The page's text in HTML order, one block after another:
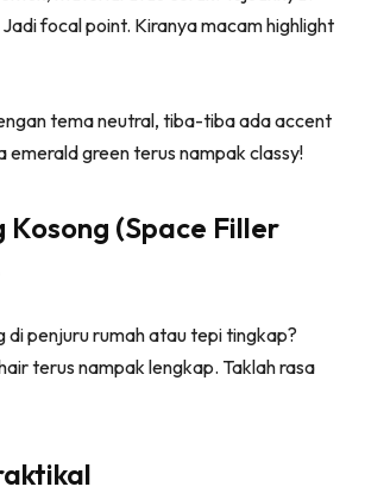
MakeOver
Hub Ideaktiv
focal point. Kiranya macam highlight
tema neutral, tiba-tiba ada accent
emerald green terus nampak classy!
Kosong (Space Filler
di penjuru rumah atau tepi tingkap?
terus nampak lengkap. Taklah rasa